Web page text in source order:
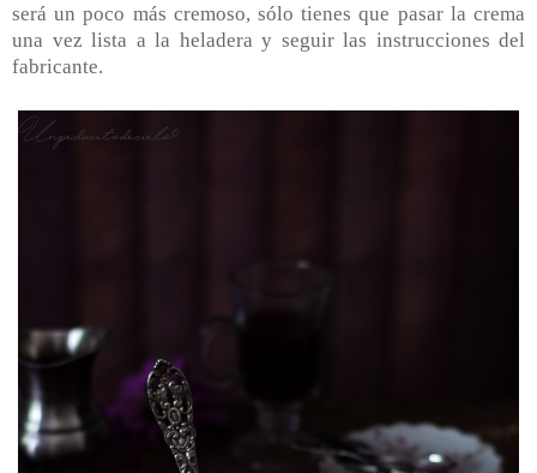
será un poco más cremoso, sólo tienes que pasar la crema
una vez lista a la heladera y seguir las instrucciones del
fabricante.